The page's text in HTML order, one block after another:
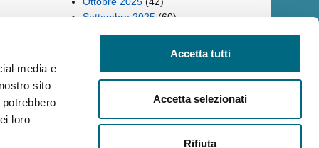
media e
sito
loro
Accetta tutti
Accetta selezionati
Rifiuta
Settembre 2025 (60)
Reclami